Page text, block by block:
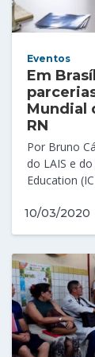
Eventos
Em
Mundial
RN
Por Bruno
do LAIS e
Education
10/03/2020